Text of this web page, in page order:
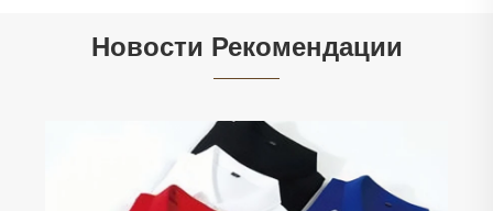
Новости Рекомендации